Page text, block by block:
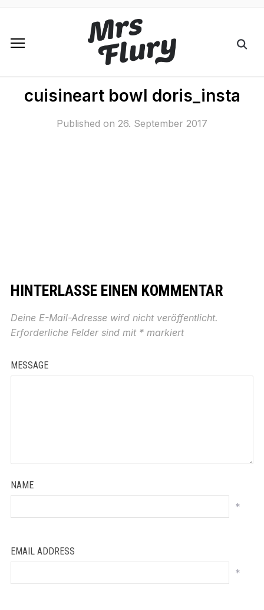
cuisineart bowl doris_insta
Published on 26. September 2017
HINTERLASSE EINEN KOMMENTAR
Deine E-Mail-Adresse wird nicht veröffentlicht.
Erforderliche Felder sind mit *markiert
MESSAGE
NAME
*
EMAIL ADDRESS
*